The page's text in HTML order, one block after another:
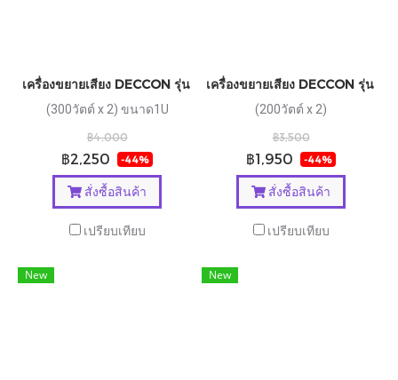
เครื่องขยายเสียง DECCON รุ่น MD300
(300วัตต์ x 2) ขนาด1U
฿4,000
฿2,250 -44%
สั่งซื้อสินค้า
เปรียบเทียบ
เครื่องขยายเสียง DECCON รุ่น
(200วัตต์ x 2)
฿3,500
฿1,950 -44%
สั่งซื้อสินค้า
เปรียบเทียบ
New New